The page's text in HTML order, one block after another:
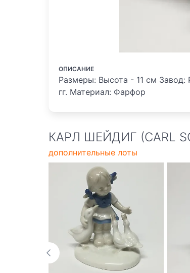
ОПИСАНИЕ
Размеры: Высота - 11 см Завод:
гг. Материал: Фарфор
КАРЛ ШЕЙДИГ (CARL
дополнительные лоты